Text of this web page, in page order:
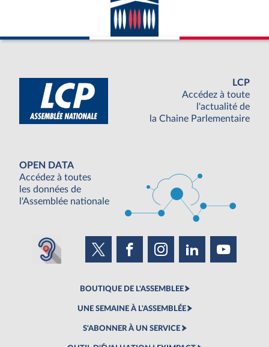
LCP
Accédez à toute
l'actualité de
la Chaine Parlementaire
OPEN DATA
Accédez à toutes
les données de
l'Assemblée nationale
BOUTIQUE DE L'ASSEMBLEE
UNE SEMAINE À L'ASSEMBLÉE
S'ABONNER À UN SERVICE